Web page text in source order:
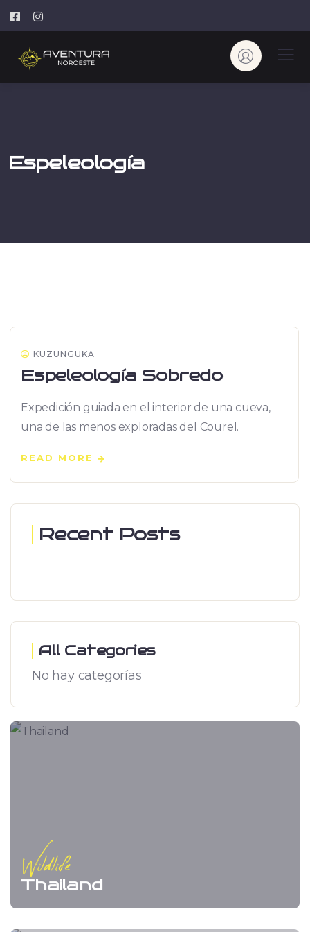
Espeleología
KUZUNGUKA
Espeleología Sobredo
Expedición guiada en el interior de una cueva,
una de las menos exploradas del Courel.
READ MORE
Recent Posts
All Categories
No hay categorías
Wildlife
Thailand